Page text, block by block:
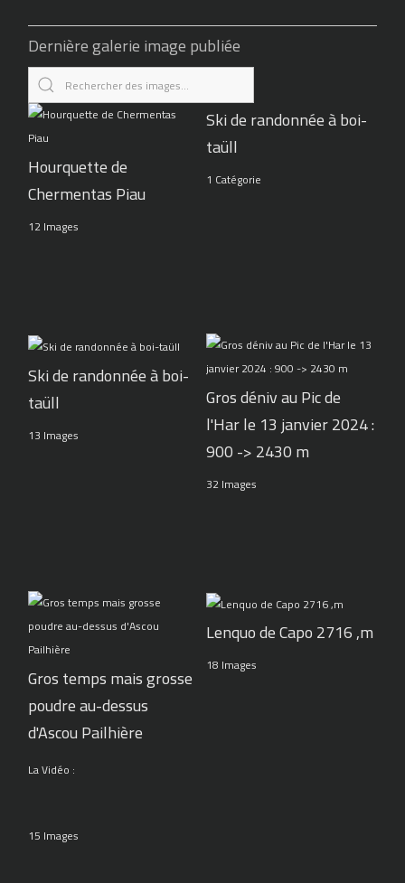
Dernière galerie image publiée
Hourquette de
Chermentas Piau
12 Images
Ski de randonnée à boi-
taüll
1 Catégorie
Ski de randonnée à boi-
taüll
13 Images
Gros déniv au Pic de
l'Har le 13 janvier 2024 :
900 -> 2430 m
32 Images
Gros temps mais grosse
poudre au-dessus
d'Ascou Pailhière
La Vidéo :
15 Images
Lenquo de Capo 2716 ,m
18 Images